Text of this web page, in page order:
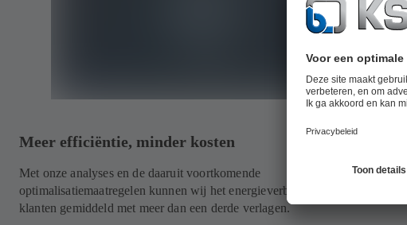
Meer efficiëntie, minder kosten
Met onze analyses en de daaruit voortkomende
optimalisatiemaatregelen kunnen wij het energieverbruik van onze
klanten gemiddeld met meer dan een derde verlagen.